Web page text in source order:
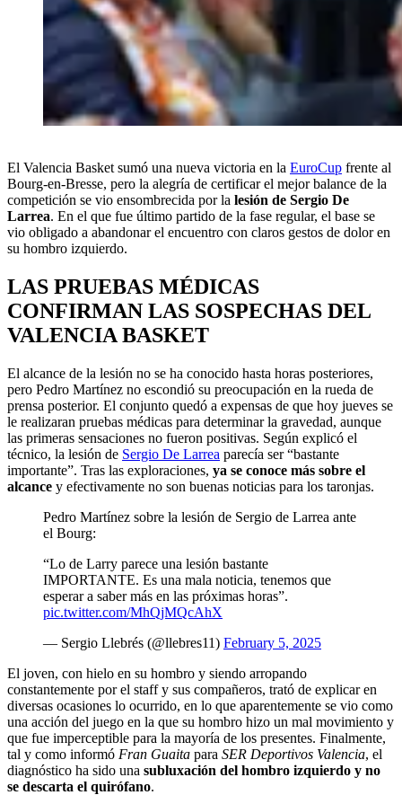
El Valencia Basket sumó una nueva victoria en la EuroCup frente al
Bourg-en-Bresse, pero la alegría de certificar el mejor balance de la
competición se vio ensombrecida por la lesión de Sergio De
Larrea. En el que fue último partido de la fase regular, el base se
vio obligado a abandonar el encuentro con claros gestos de dolor en
su hombro izquierdo.
LAS PRUEBAS MÉDICAS
CONFIRMAN LAS SOSPECHAS DEL
VALENCIA BASKET
El alcance de la lesión no se ha conocido hasta horas posteriores,
pero Pedro Martínez no escondió su preocupación en la rueda de
prensa posterior. El conjunto quedó a expensas de que hoy jueves se
le realizaran pruebas médicas para determinar la gravedad, aunque
las primeras sensaciones no fueron positivas. Según explicó el
técnico, la lesión de Sergio De Larrea parecía ser “bastante
importante”. Tras las exploraciones, ya se conoce más sobre el
alcance y efectivamente no son buenas noticias para los taronjas.
Pedro Martínez sobre la lesión de Sergio de Larrea ante
el Bourg:
“Lo de Larry parece una lesión bastante
IMPORTANTE. Es una mala noticia, tenemos que
esperar a saber más en las próximas horas”.
pic.twitter.com/MhQjMQcAhX
— Sergio Llebrés (@llebres11) February 5, 2025
El joven, con hielo en su hombro y siendo arropando
constantemente por el staff y sus compañeros, trató de explicar en
diversas ocasiones lo ocurrido, en lo que aparentemente se vio como
una acción del juego en la que su hombro hizo un mal movimiento y
que fue imperceptible para la mayoría de los presentes. Finalmente,
tal y como informó Fran Guaita para SER Deportivos Valencia, el
diagnóstico ha sido una subluxación del hombro izquierdo y no
se descarta el quirófano.